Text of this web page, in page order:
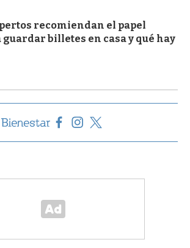
recomiendan el papel
billetes en casa y qué hay